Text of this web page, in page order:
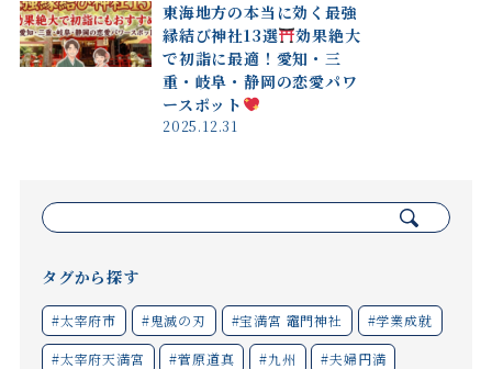
東海地方の本当に効く最強
縁結び神社13選
効果絶大
で初詣に最適！愛知・三
重・岐阜・静岡の恋愛パワ
ースポット
2025.12.31
索:
タグから探す
#太宰府市 #鬼滅の刃 #宝満宮 竈門神社 #学業成就
#太宰府天満宮 #菅原道真 #九州 #夫婦円満